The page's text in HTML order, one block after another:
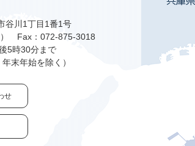
谷川1丁目1番1号
Fax：072-875-3018
5時30分まで
末年始を除く）
せ